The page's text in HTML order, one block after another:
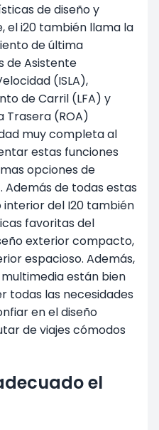
de diseño y
el i20 también llama la
de última
de Asistente
(ISLA),
de Carril (LFA) y
Trasera (ROA)
muy completa al
estas funciones
opciones de
. Además de todas estas
del I20 también
favoritas del
exterior compacto,
espacioso. Además,
están bien
todas las necesidades
en el diseño
de viajes cómodos
el